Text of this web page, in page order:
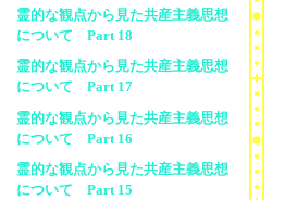
霊的な観点から見た共産主義思想
について Part 18
霊的な観点から見た共産主義思想
について Part 17
霊的な観点から見た共産主義思想
について Part 16
霊的な観点から見た共産主義思想
について Part 15